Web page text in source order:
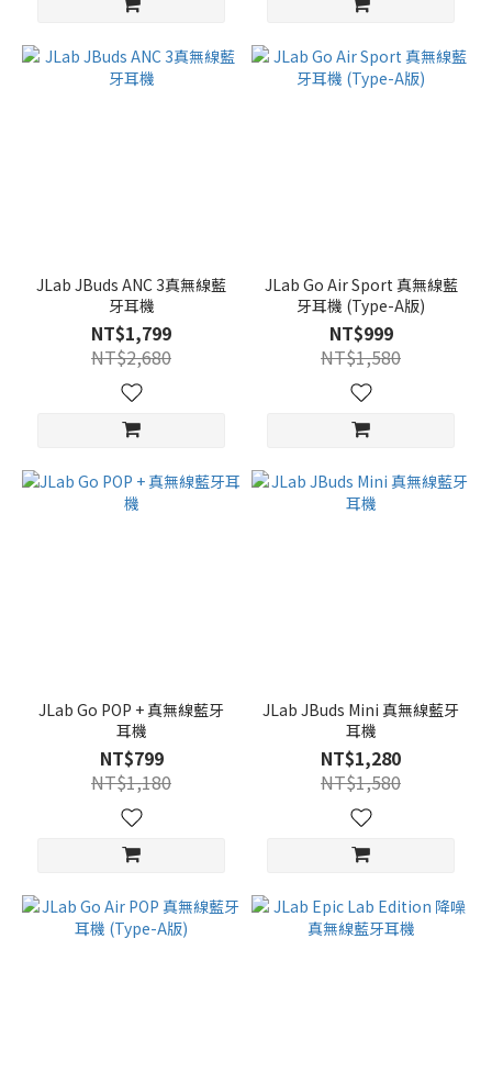
JLab JBuds ANC 3真無線藍
牙耳機
NT$1,799
NT$2,680
JLab Go Air Sport 真無線藍
牙耳機 (Type-A版)
NT$999
NT$1,580
JLab Go POP + 真無線藍牙
耳機
NT$799
NT$1,180
JLab JBuds Mini 真無線藍牙
耳機
NT$1,280
NT$1,580